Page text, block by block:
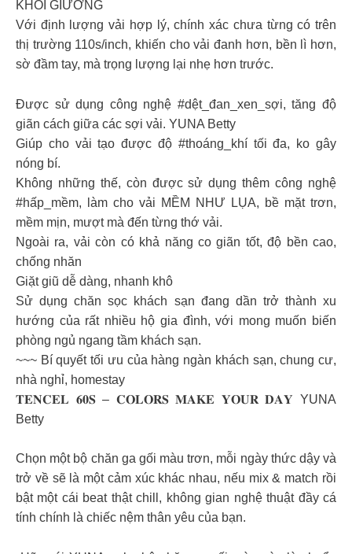
KHỎI GIƯỜNG
Với định lượng vải hợp lý, chính xác chưa từng có trên
thị trường 110s/inch, khiến cho vải đanh hơn, bền lì hơn,
sờ đầm tay, mà trọng lượng lại nhẹ hơn trước.
Được sử dụng công nghệ #dệt_đan_xen_sợi, tăng độ
giãn cách giữa các sợi vải. YUNA Betty
Giúp cho vải tạo được độ #thoáng_khí tối đa, ko gây
nóng bí.
Không những thế, còn được sử dụng thêm công nghệ
#hấp_mềm, làm cho vải MỀM NHƯ LỤA, bề mặt trơn,
mềm mịn, mượt mà đến từng thớ vải.
Ngoài ra, vải còn có khả năng co giãn tốt, độ bền cao,
chống nhăn
Giặt giũ dễ dàng, nhanh khô
Sử dụng chăn sọc khách sạn đang dần trở thành xu
hướng của rất nhiều hộ gia đình, với mong muốn biến
phòng ngủ ngang tầm khách sạn.
~~~ Bí quyết tối ưu của hàng ngàn khách sạn, chung cư,
nhà nghỉ, homestay
𝐓𝐄𝐍𝐂𝐄𝐋 𝟔𝟎𝐒 – 𝐂𝐎𝐋𝐎𝐑𝐒 𝐌𝐀𝐊𝐄 𝐘𝐎𝐔𝐑 𝐃𝐀𝐘 YUNA
Betty
Chọn một bộ chăn ga gối màu trơn, mỗi ngày thức dậy và
trở về sẽ là một cảm xúc khác nhau, nếu mix & match rồi
bật một cái beat thật chill, không gian nghệ thuật đầy cá
tính chính là chiếc nệm thân yêu của bạn.